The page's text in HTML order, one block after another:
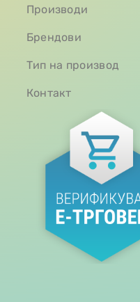
Производи
Брендови
Тип на производ
Контакт